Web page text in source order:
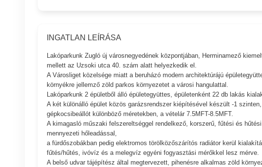
INGATLAN LEÍRÁSA
Lakóparkunk Zugló új városnegyedének központjában, Herminamező
mellett az Uzsoki utca 40. szám alatt helyezkedik el.
A Városliget közelsége miatt a beruházó modern architektúrájú
környékre jellemző zöld parkos környezetet a városi hangulattal.
Lakóparkunk 2 épületből álló épületegyüttes, épületenként 22 db lakás
A két különálló épület közös garázsrendszer kiépítésével készült -1
gépkocsibeállót különböző méretekben, a vételár 7.5MFT-8.5MFT.
A kimagasló műszaki felszereltséggel rendelkező, korszerű, fűtési és
mennyezeti hőleadással,
a fürdőszobákban pedig elektromos törölközőszárítós radiátor kerül
fűtés/hűtés, ivóvíz és a melegvíz egyéni fogyasztási mérőkkel lesz mérve.
A belső udvar tájépítész által megtervezett, pihenésre alkalmas zöld